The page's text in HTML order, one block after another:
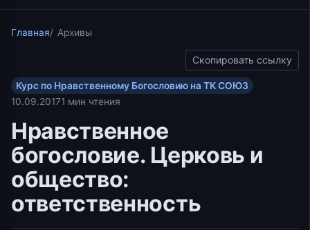
Главная Архивы
Скопировать ссылку
Курс по Нравственному Богословию на ТК СОЮЗ
10.09.20171 мин чтения
Нравственное
богословие. Церковь и
общество:
ответственность